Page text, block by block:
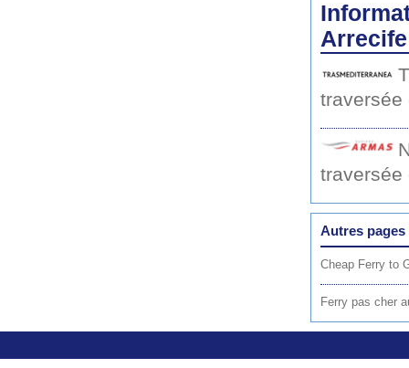
traversée
traversée
Autres pages
Cheap Ferry to
Ferry pas cher